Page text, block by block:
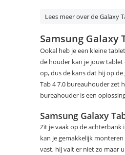
Lees meer over de Galaxy
Samsung Galaxy
Ookal heb je een kleine
de houder kan je jouw
op, dus de kans dat hij op
Tab 4 7.0 bureauhouder zet
bureahouder is een
Samsung Galaxy
Zit je vaak op de achterbank
kan je gemakkelijk
vast, hij valt er niet zo maar